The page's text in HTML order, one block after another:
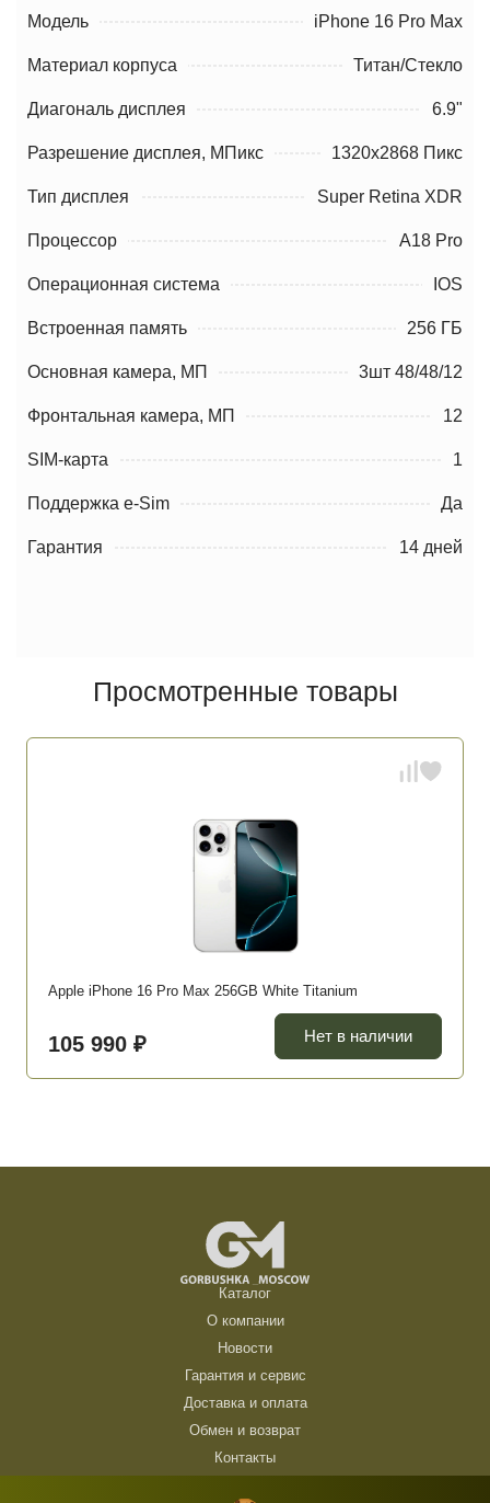
Модель iPhone 16 Pro Max
Материал корпуса Титан/Стекло
Диагональ дисплея 6.9"
Разрешение дисплея, МПикс 1320x2868 Пикс
Тип дисплея Super Retina XDR
Процессор A18 Pro
Операционная система IOS
Встроенная память 256 ГБ
Основная камера, МП 3шт 48/48/12
Фронтальная камера, МП 12
SIM-карта 1
Поддержка e-Sim Да
Гарантия 14 дней
Просмотренные товары
Apple iPhone 16 Pro Max 256GB White Titanium
105 990 ₽ Нет в наличии
Каталог
О компании
Новости
Гарантия и сервис
Доставка и оплата
Обмен и возврат
Контакты